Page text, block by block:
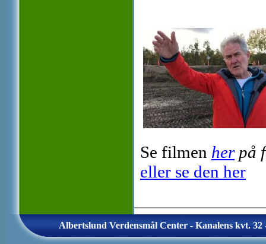
Se filmen herpå
eller se den her
Albertslund Verdensmål Center - Kanalens kvt.